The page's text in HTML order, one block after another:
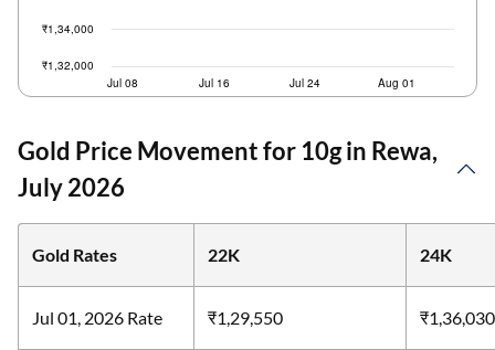
Gold Price Movement for 10g in Rewa,
July 2026
Gold Rates 22K 24K
Jul 01, 2026 Rate ₹1,29,550 ₹1,36,030